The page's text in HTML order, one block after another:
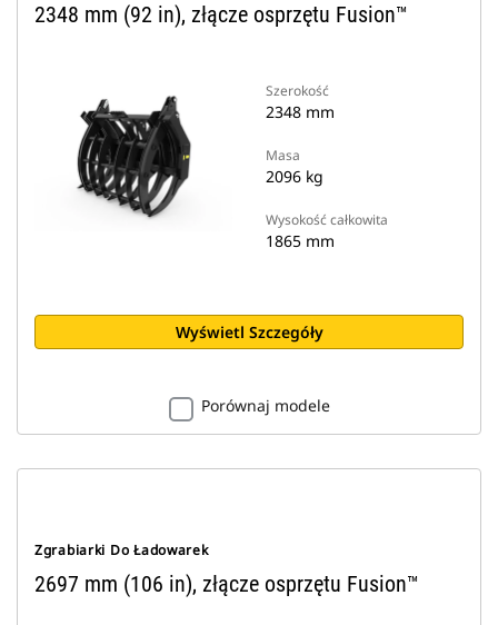
2348 mm (92 in), złącze osprzętu Fusion™
Szerokość
2348 mm
Masa
2096 kg
Wysokość całkowita
1865 mm
Wyświetl Szczegóły
Porównaj modele
Zgrabiarki Do Ładowarek
2697 mm (106 in), złącze osprzętu Fusion™